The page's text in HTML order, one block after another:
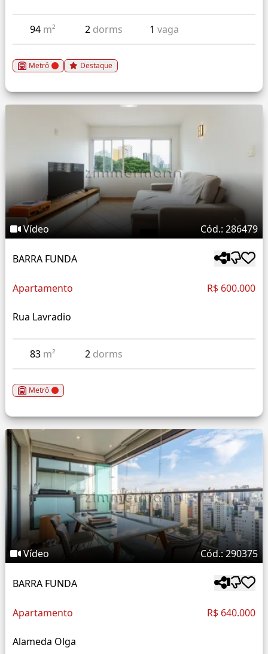
94 m² 2 dorms 1vaga
Metrô Destaque
Vídeo Cód.: 286479
BARRA FUNDA
Apartamento R$ 600.000
Rua Lavradio
83 m² 2 dorms
Metrô
Vídeo Cód.: 290375
BARRA FUNDA
Apartamento R$ 640.000
Alameda Olga